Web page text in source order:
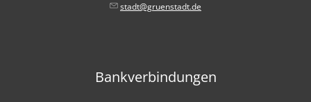
stadt@gruenstadt.de
Bankverbindungen